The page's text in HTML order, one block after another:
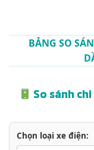
BẢNG SO
So sánh
Chọn loại xe điện: